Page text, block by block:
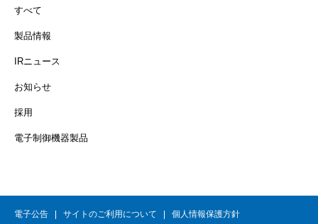
すべて
製品情報
IRニュース
お知らせ
採用
電子制御機器製品
電子公告 サイトのご利用について 個人情報保護方針